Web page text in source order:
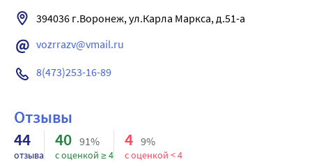
красителей.
394036 г.Воронеж, ул.Карла Маркса, д.51-а
vozrrazv@vmail.ru
8(473)253-16-89
Отзывы
44
отзыва
40 91%
с оценкой ≥ 4
4 9%
с оценкой < 4